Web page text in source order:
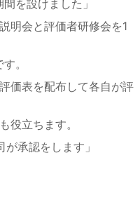
を設けました」
明会と評価者研修会を1
。
価表を配布して各自が評
役立ちます。
承認をします」